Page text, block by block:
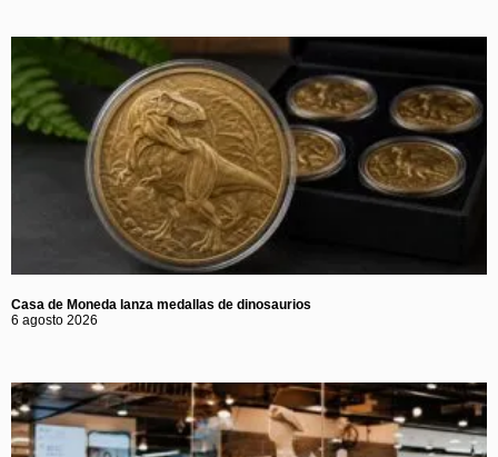
Casa de Moneda lanza medallas de dinosaurios
6 agosto 2026